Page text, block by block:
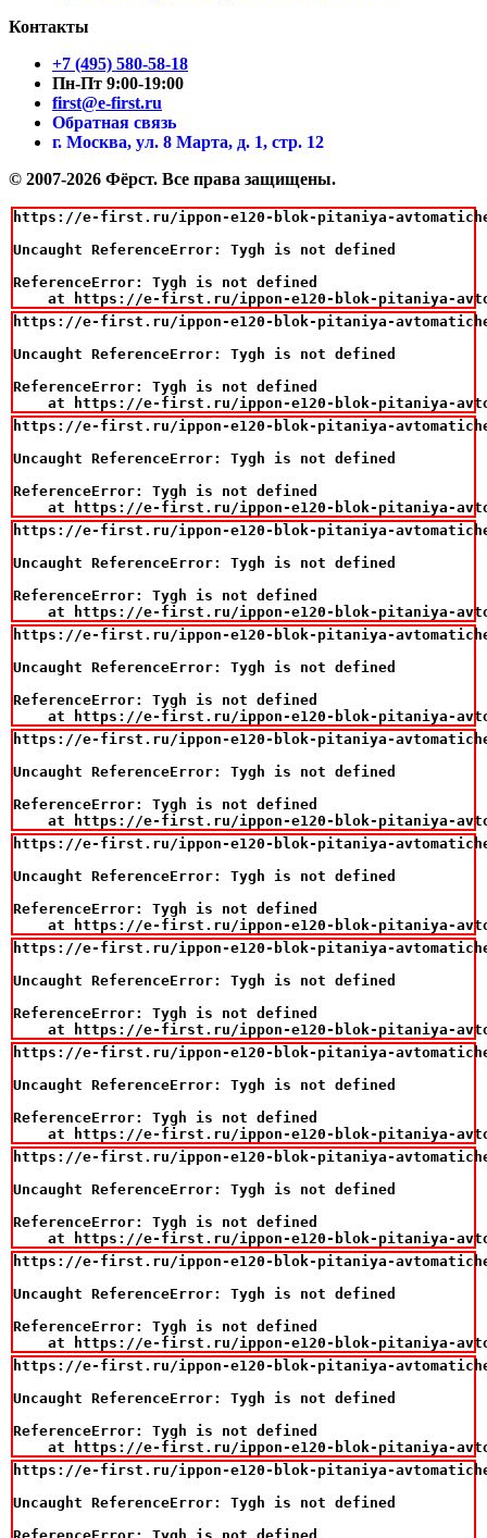
Контакты
+7 (495) 580-58-18
Пн-Пт 9:00-19:00
first@e-first.ru
Обратная связь
г. Москва, ул. 8 Марта, д. 1, стр. 12
© 2007-2026 Фёрст. Все права защищены.
https://e-first.ru/ippon-e120-blok-pitaniya-
Uncaught ReferenceError: Tygh is not defined
ReferenceError: Tygh is not defined
at https://e-first.ru/ippon-e120-blok-pitaniya-
https://e-first.ru/ippon-e120-blok-pitaniya-
Uncaught ReferenceError: Tygh is not defined
ReferenceError: Tygh is not defined
at https://e-first.ru/ippon-e120-blok-pitaniya-
https://e-first.ru/ippon-e120-blok-pitaniya-
Uncaught ReferenceError: Tygh is not defined
ReferenceError: Tygh is not defined
at https://e-first.ru/ippon-e120-blok-pitaniya-
https://e-first.ru/ippon-e120-blok-pitaniya-
Uncaught ReferenceError: Tygh is not defined
ReferenceError: Tygh is not defined
at https://e-first.ru/ippon-e120-blok-pitaniya-
https://e-first.ru/ippon-e120-blok-pitaniya-
Uncaught ReferenceError: Tygh is not defined
ReferenceError: Tygh is not defined
at https://e-first.ru/ippon-e120-blok-pitaniya-
https://e-first.ru/ippon-e120-blok-pitaniya-
Uncaught ReferenceError: Tygh is not defined
ReferenceError: Tygh is not defined
at https://e-first.ru/ippon-e120-blok-pitaniya-
https://e-first.ru/ippon-e120-blok-pitaniya-
Uncaught ReferenceError: Tygh is not defined
ReferenceError: Tygh is not defined
at https://e-first.ru/ippon-e120-blok-pitaniya-
https://e-first.ru/ippon-e120-blok-pitaniya-
Uncaught ReferenceError: Tygh is not defined
ReferenceError: Tygh is not defined
at https://e-first.ru/ippon-e120-blok-pitaniya-
https://e-first.ru/ippon-e120-blok-pitaniya-
Uncaught ReferenceError: Tygh is not defined
ReferenceError: Tygh is not defined
at https://e-first.ru/ippon-e120-blok-pitaniya-
https://e-first.ru/ippon-e120-blok-pitaniya-
Uncaught ReferenceError: Tygh is not defined
ReferenceError: Tygh is not defined
at https://e-first.ru/ippon-e120-blok-pitaniya-
https://e-first.ru/ippon-e120-blok-pitaniya-
Uncaught ReferenceError: Tygh is not defined
ReferenceError: Tygh is not defined
at https://e-first.ru/ippon-e120-blok-pitaniya-
https://e-first.ru/ippon-e120-blok-pitaniya-
Uncaught ReferenceError: Tygh is not defined
ReferenceError: Tygh is not defined
at https://e-first.ru/ippon-e120-blok-pitaniya-
https://e-first.ru/ippon-e120-blok-pitaniya-
Uncaught ReferenceError: Tygh is not defined